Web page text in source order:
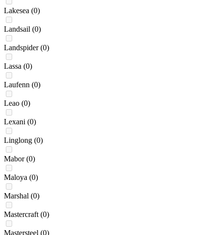
Lakesea (0)
Landsail (0)
Landspider (0)
Lassa (0)
Laufenn (0)
Leao (0)
Lexani (0)
Linglong (0)
Mabor (0)
Maloya (0)
Marshal (0)
Mastercraft (0)
Mastersteel (0)